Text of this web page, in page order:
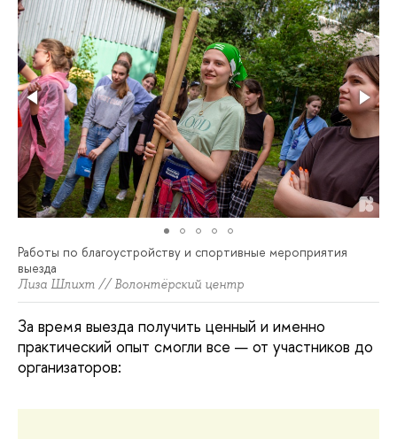
Работы по благоустройству и спортивные мероприятия
выезда
Лиза Шлихт // Волонтёрский центр
За время выезда получить ценный и именно
практический опыт смогли все — от участников до
организаторов: